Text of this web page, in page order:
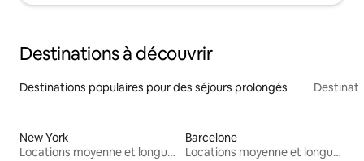
Destinations à découvrir
Destinations populaires pour des séjours prolongés
New York
Locations moyenne et longue durée
Barcelone
Locations moyenne et longue durée